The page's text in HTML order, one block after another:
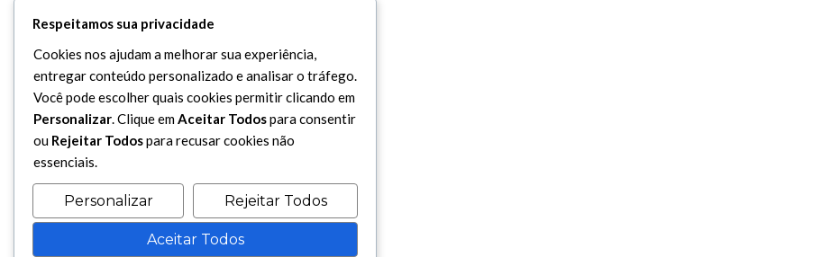
Respeitamos sua privacidade
Cookies nos ajudam a melhorar sua experiência,
entregar conteúdo personalizado e analisar o tráfego.
Você pode escolher quais cookies permitir clicando em
Personalizar. Clique emAceitar Todospara consentir
ou Rejeitar Todospara recusar cookies não
essenciais.
Personalizar Rejeitar Todos
Aceitar Todos